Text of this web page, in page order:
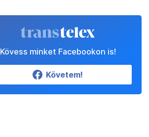
Kövess minket Facebookon is!
Követem!